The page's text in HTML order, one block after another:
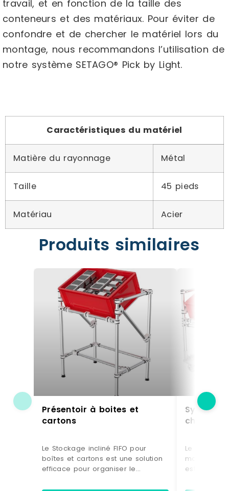
travail, et en fonction de la taille des
conteneurs et des matériaux. Pour éviter de
confondre et de chercher le matériel lors du
montage, nous recommandons l’utilisation de
notre système SETAGO® Pick by Light.
Caractéristiques du matériel
Matière du rayonnage Métal
Taille 45 pieds
Matériau Acier
Produits similaires
Présentoir à boites et
cartons
Le Stockage incliné FIFO pour
boîtes et cartons est une solution
efficace pour organiser le
Système
charges
Le
mobile
est une